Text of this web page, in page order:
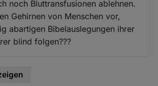
noch Bluttransfusionen ablehnen.
Gehirnen von Menschen vor,
abartigen Bibelauslegungen ihrer
blind folgen???